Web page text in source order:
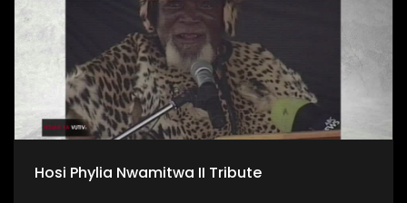
Hosi Phylia Nwamitwa II Tribute